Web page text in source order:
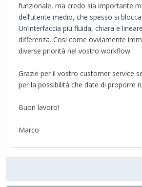
funzionale, ma credo sia importante
dell’utente medio, che spesso si
Un’interfaccia più fluida, chiara e
differenza. Cosi come ovviamente
diverse priorità nel vostro workflow.
Grazie per il vostro customer service
per la possibilità che date di proporre
Buon lavoro!
Marco